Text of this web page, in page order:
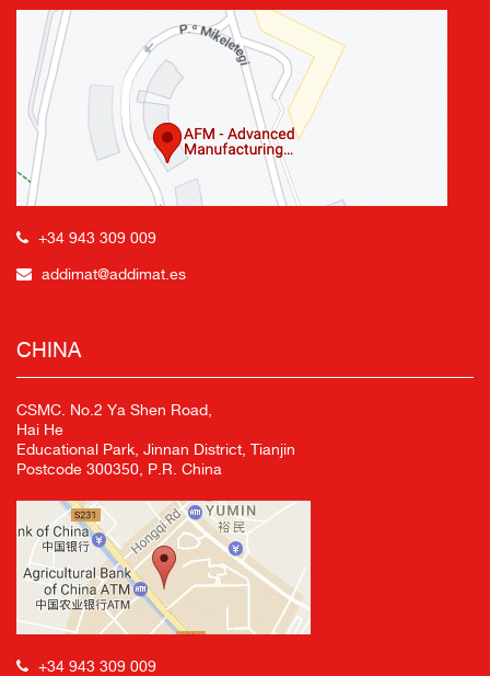
+34 943 309 009
addimat@addimat.es
CHINA
CSMC. No.2 Ya Shen Road,
Hai He
Educational Park, Jinnan District, Tianjin
Postcode 300350, P.R. China
+34 943 309 009